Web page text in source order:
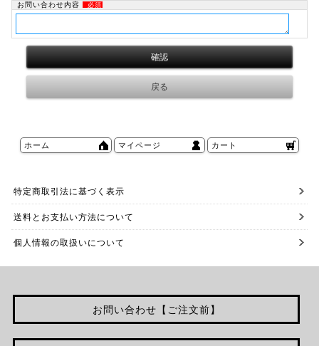
お問い合わせ内容 必須
ホーム マイページ カート
特定商取引法に基づく表示
送料とお支払い方法について
個人情報の取扱いについて
お問い合わせ【ご注文前】